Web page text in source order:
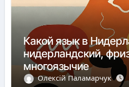
Какой язык в
нидерландский,
многоязычие
Олексій Паламарчук